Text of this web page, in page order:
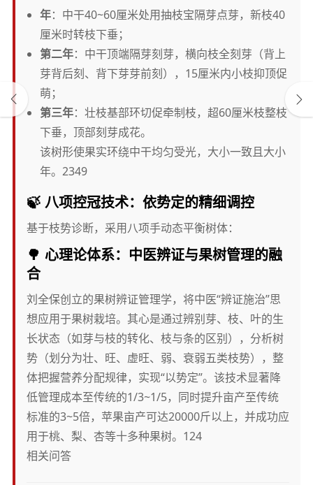
年：中干40~60厘米处用抽枝宝隔芽点芽，新枝40
厘米时转枝下垂；
第二年：中干顶端隔芽刻芽，横向枝全刻芽（背上
芽背后刻、背下芽芽前刻），15厘米内小枝抑顶促
萌；
第三年：壮枝基部环切促牵制枝，超60厘米枝整枝
下垂，顶部刻芽成花。
该树形使果实环绕中干均匀受光，大小一致且大小
年。2349
🍃 八项控冠技术：依势定的精细调控
基于枝势诊断，采用八项手动态平衡树体：
🌳 心理论体系：中医辨证与果树管理的融
合
刘全保创立的果树辨证管理学，将中医“辨证施治”思
想应用于果树栽培。其心是通过辨别芽、枝、叶的生
长状态（如芽与枝的转化、枝与条的区别），分析树
势（划分为壮、旺、虚旺、弱、衰弱五类枝势），整
体把握营养分配规律，实现“以势定”。该技术显著降
低管理成本至传统的1/3~1/5，同时提升亩产至传统
标准的3~5倍，苹果亩产可达20000斤以上，并成功应
用于桃、梨、杏等十多种果树。124
相关问答